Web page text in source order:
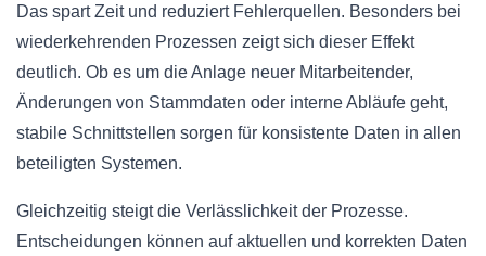
Das spart Zeit und reduziert Fehlerquellen. Besonders bei
wiederkehrenden Prozessen zeigt sich dieser Effekt
deutlich. Ob es um die Anlage neuer Mitarbeitender,
Änderungen von Stammdaten oder interne Abläufe geht,
stabile Schnittstellen sorgen für konsistente Daten in allen
beteiligten Systemen.
Gleichzeitig steigt die Verlässlichkeit der Prozesse.
Entscheidungen können auf aktuellen und korrekten Daten